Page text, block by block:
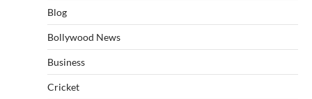
Blog
Bollywood News
Business
Cricket